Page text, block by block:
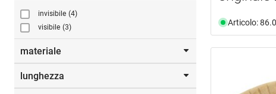
invisibile (4)
visibile (3)
materiale
legno (3)
lunghezza
Articolo: